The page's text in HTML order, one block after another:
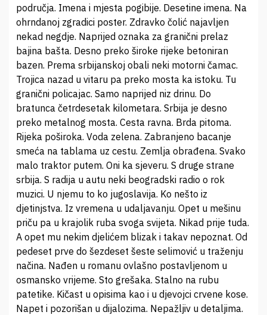
područja. Imena i mjesta pogibije. Desetine imena. Na
ohrndanoj zgradici poster. Zdravko čolić najavljen
nekad negdje. Naprijed oznaka za granični prelaz
bajina bašta. Desno preko široke rijeke betoniran
bazen. Prema srbijanskoj obali neki motorni čamac.
Trojica nazad u vitaru pa preko mosta ka istoku. Tu
granični policajac. Samo naprijed niz drinu. Do
bratunca četrdesetak kilometara. Srbija je desno
preko metalnog mosta. Cesta ravna. Brda pitoma.
Rijeka poširoka. Voda zelena. Zabranjeno bacanje
smeća na tablama uz cestu. Zemlja obrađena. Svako
malo traktor putem. Oni ka sjeveru. S druge strane
srbija. S radija u autu neki beogradski radio o rok
muzici. U njemu to ko jugoslavija. Ko nešto iz
djetinjstva. Iz vremena u udaljavanju. Opet u mešinu
priču pa u krajolik ruba svoga svijeta. Nikad prije tuda.
A opet mu nekim djelićem blizak i takav nepoznat. Od
pedeset prve do šezdeset šeste selimović u traženju
načina. Nađen u romanu ovlašno postavljenom u
osmansko vrijeme. Sto grešaka. Stalno na rubu
patetike. Kičast u opisima kao i u djevojci crvene kose.
Napet i pozorišan u dijalozima. Nepažljiv u detaljima.